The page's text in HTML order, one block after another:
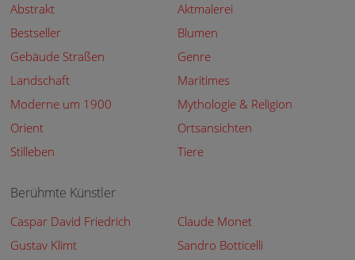
Abstrakt
Aktmalerei
Bestseller
Blumen
Gebäude Straßen
Genre
Landschaft
Maritimes
Moderne um 1900
Mythologie & Religion
Orient
Ortsansichten
Stilleben
Tiere
Berühmte Künstler
Caspar David Friedrich
Claude Monet
Gustav Klimt
Sandro Botticelli